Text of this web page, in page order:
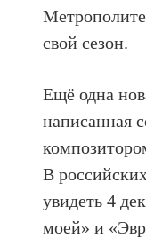
свой сезон.
Ещё одна
написанная
В
увидеть 4
моей» и